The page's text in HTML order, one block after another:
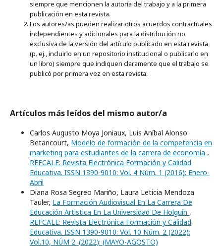
siempre que mencionen la autoría del trabajo y a la primera
publicación en esta revista.
Los autores/as pueden realizar otros acuerdos contractuales
independientes y adicionales para la distribución no
exclusiva de la versión del artículo publicado en esta revista
(p. ej., incluirlo en un repositorio institucional o publicarlo en
un libro) siempre que indiquen claramente que el trabajo se
publicó por primera vez en esta revista.
Artículos más leídos del mismo autor/a
Carlos Augusto Moya Joniaux, Luis Aníbal Alonso
Betancourt, Modelo de formación de la competencia en
marketing para estudiantes de la carrera de economía ,
REFCALE: Revista Electrónica Formación y Calidad
Educativa. ISSN 1390-9010: Vol. 4 Núm. 1 (2016): Enero-
Abril
Diana Rosa Segreo Mariño, Laura Leticia Mendoza
Tauler, La Formación Audiovisual En La Carrera De
Educación Artistica En La Universidad De Holguín ,
REFCALE: Revista Electrónica Formación y Calidad
Educativa. ISSN 1390-9010: Vol. 10 Núm. 2 (2022):
Vol.10, NÚM 2. (2022): (MAYO-AGOSTO)